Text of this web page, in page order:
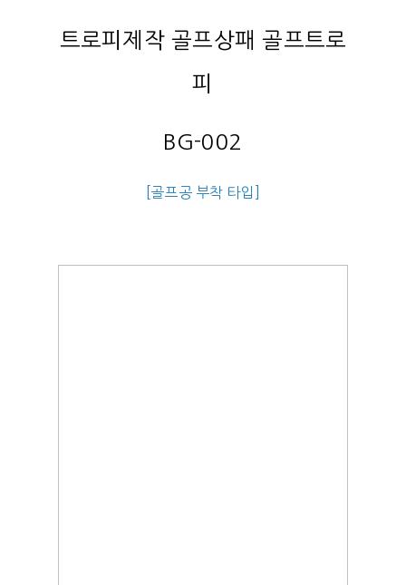
트로피제작 골프상패 골프트로
피
BG-002
[골프공 부착 타입]